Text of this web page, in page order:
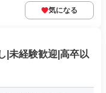
気になる
|未経験歓迎|高卒以